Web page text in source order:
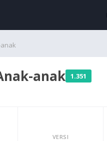
anak 1.351
VERSI